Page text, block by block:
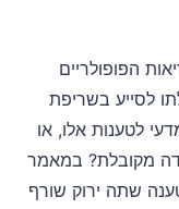
הפופולריים
לסייע בשריפת
לטענות אלו, או
מקובלת? במאמר
שתה ירוק שורף